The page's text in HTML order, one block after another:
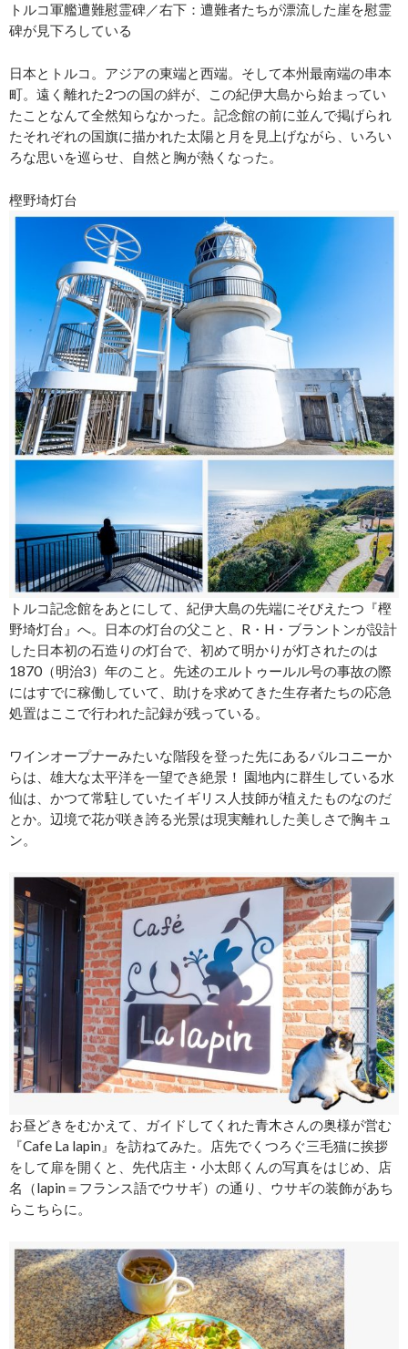
トルコ軍艦遭難慰霊碑／右下：遭難者たちが漂流した崖を慰霊
碑が見下ろしている
日本とトルコ。アジアの東端と西端。そして本州最南端の串本
町。遠く離れた2つの国の絆が、この紀伊大島から始まってい
たことなんて全然知らなかった。記念館の前に並んで掲げられ
たそれぞれの国旗に描かれた太陽と月を見上げながら、いろい
ろな思いを巡らせ、自然と胸が熱くなった。
樫野埼灯台
トルコ記念館をあとにして、紀伊大島の先端にそびえたつ『樫
野埼灯台』へ。日本の灯台の父こと、R・H・ブラントンが設計
した日本初の石造りの灯台で、初めて明かりが灯されたのは
1870（明治3）年のこと。先述のエルトゥールル号の事故の際
にはすでに稼働していて、助けを求めてきた生存者たちの応急
処置はここで行われた記録が残っている。
ワインオープナーみたいな階段を登った先にあるバルコニーか
らは、雄大な太平洋を一望でき絶景！ 園地内に群生している水
仙は、かつて常駐していたイギリス人技師が植えたものなのだ
とか。辺境で花が咲き誇る光景は現実離れした美しさで胸キュ
ン。
お昼どきをむかえて、ガイドしてくれた青木さんの奥様が営む
『Cafe La lapin』を訪ねてみた。店先でくつろぐ三毛猫に挨拶
をして扉を開くと、先代店主・小太郎くんの写真をはじめ、店
名（lapin＝フランス語でウサギ）の通り、ウサギの装飾があち
らこちらに。